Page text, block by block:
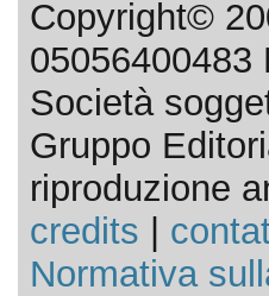
Copyright©
05056400483
Società
Gruppo
riproduzione
credits
Normativa